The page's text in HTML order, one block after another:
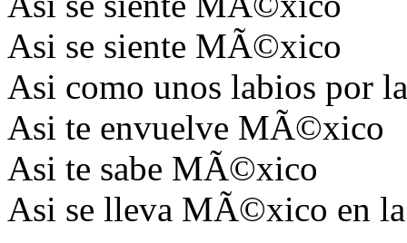
Asi se siente MÃ©xico
Asi como unos labios por
Asi te envuelve MÃ©xico
Asi te sabe MÃ©xico
Asi se lleva MÃ©xico en